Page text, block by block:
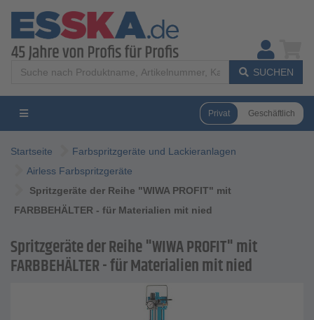
SUCHEN
Privat Geschäftlich
Startseite
Farbspritzgeräte und Lackieranlagen
Airless Farbspritzgeräte
Spritzgeräte der Reihe "WIWA PROFIT" mit
FARBBEHÄLTER - für Materialien mit nied
Spritzgeräte der Reihe "WIWA PROFIT" mit
FARBBEHÄLTER - für Materialien mit nied